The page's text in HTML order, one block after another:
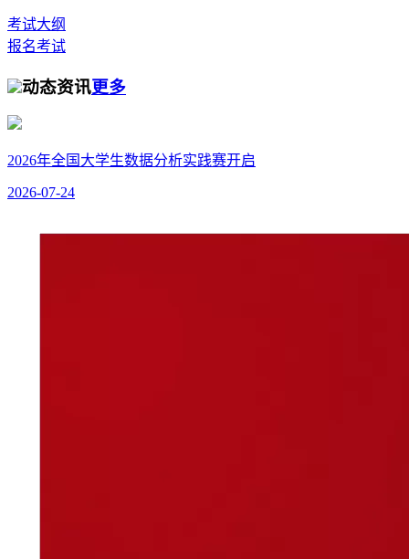
考试大纲
报名考试
动态资讯更多
2026年全国大学生数据分析实践赛开启
2026-07-24